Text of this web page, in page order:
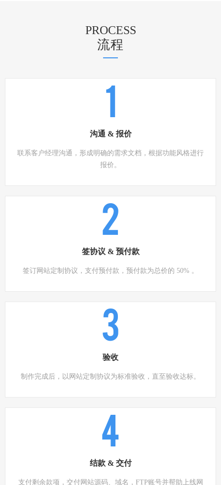
PROCESS
流程
沟通 & 报价
联系客户经理沟通，形成明确的需求文档，根据功能风格进行
报价。
2
签协议 & 预付款
签订网站定制协议，支付预付款，预付款为总价的 50% 。
3
验收
制作完成后，以网站定制协议为标准验收，直至验收达标。
4
结款 & 交付
支付剩余款项，交付网站源码、域名，FTP账号并帮助上线网